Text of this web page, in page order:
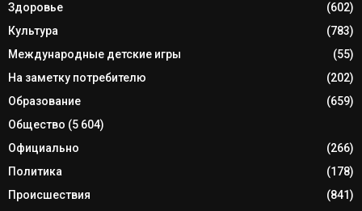
Здоровье
(602)
Культура
(783)
Международные детские игры
(55)
На заметку потребителю
(202)
Образование
(659)
Общество (5 604)
Официально
(266)
Политика
(178)
Происшествия
(841)